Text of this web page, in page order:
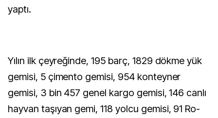
yaptı.
Yılın ilk çeyreğinde, 195 barç, 1829 dökme yük
gemisi, 5 çimento gemisi, 954 konteyner
gemisi, 3 bin 457 genel kargo gemisi, 146 canlı
hayvan taşıyan gemi, 118 yolcu gemisi, 91 Ro-